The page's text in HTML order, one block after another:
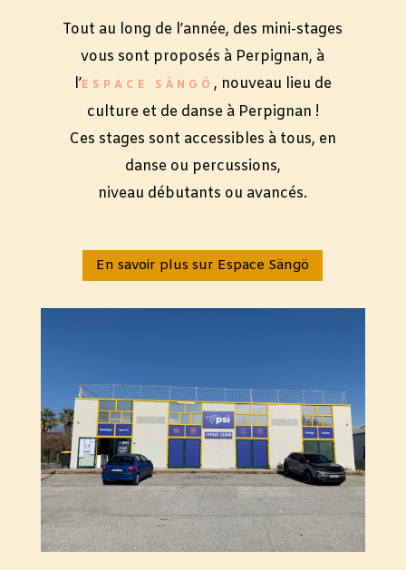
Tout au long de l’année, des mini-stages
vous sont proposés à Perpignan, à
l’ESPACE SÄNGÖ , nouveau lieu de
culture et de danse à Perpignan !
Ces stages sont accessibles à tous, en
danse ou percussions,
niveau débutants ou avancés.
En savoir plus sur Espace Sängö